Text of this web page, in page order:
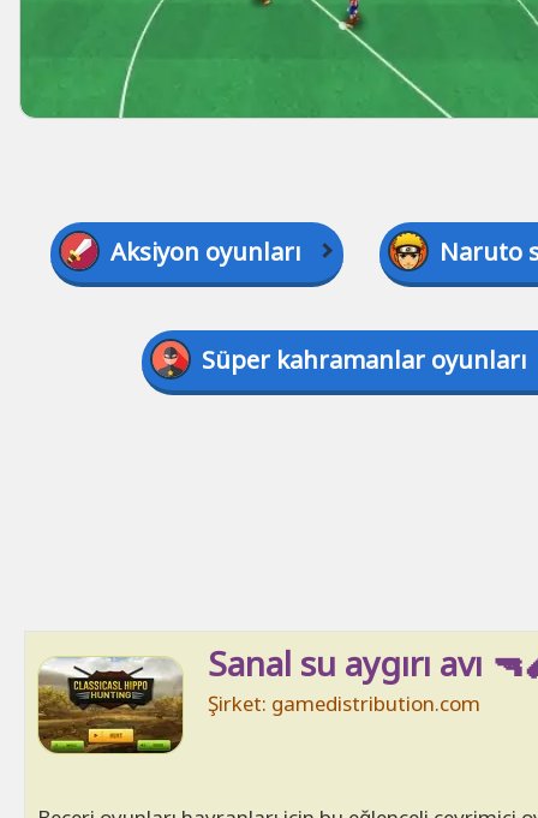
Aksiyon oyunları Naruto
Süper kahramanlar oyunları
Sanal su aygırı avı
Şirket: gamedistribution.com